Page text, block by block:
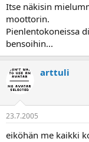
Itse näkisin
moottorin.
Pienlentokoneissa
bensoihin...
arttuli
23.7.2005
eiköhän me kaikki